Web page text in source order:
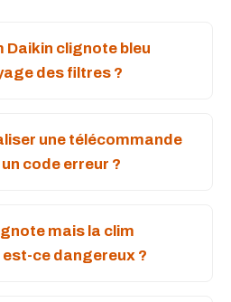
Daikin clignote bleu
des filtres ?
une télécommande
code erreur ?
mais la clim
ce dangereux ?